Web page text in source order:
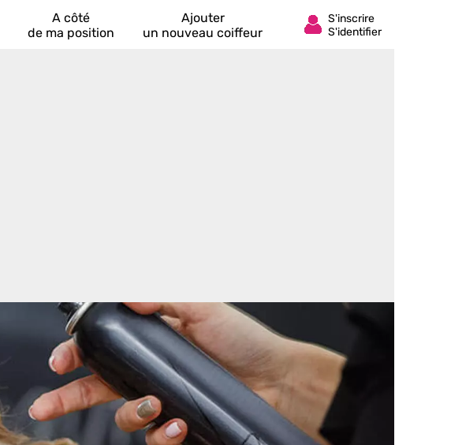
A côté
de ma position
Ajouter
un nouveau coiffeur